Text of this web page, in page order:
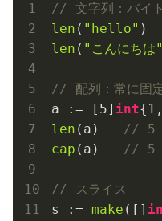
// 文字列：バイト
len ( "hello"
len ( "こんにちは"
// 配列：常に固
a := [ 5] int{ 1
len (a) // 5
cap (a) // 5
// スライス
s := make ([]